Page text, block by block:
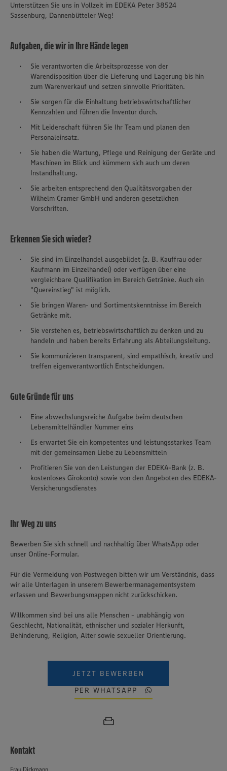
Unterstützen Sie uns in Vollzeit im EDEKA Peter 38524
Sassenburg, Dannenbütteler Weg!
Aufgaben, die wir in Ihre Hände legen
Sie verantworten die Arbeitsprozesse von der
Warendisposition über die Lieferung und Lagerung bis hin
zum Warenverkauf und setzen sinnvolle Prioritäten.
Sie sorgen für die Einhaltung betriebswirtschaftlicher
Kennzahlen und führen die Inventur durch.
Mit Leidenschaft führen Sie Ihr Team und planen den
Personaleinsatz.
Sie haben die Wartung, Pflege und Reinigung der Geräte und
Maschinen im Blick und kümmern sich auch um deren
Instandhaltung.
Sie arbeiten entsprechend den Qualitätsvorgaben der
Wilhelm Cramer GmbH und anderen gesetzlichen
Vorschriften.
Erkennen Sie sich wieder?
Sie sind im Einzelhandel ausgebildet (z. B. Kauffrau oder
Kaufmann im Einzelhandel) oder verfügen über eine
vergleichbare Qualifikation im Bereich Getränke. Auch ein
"Quereinstieg" ist möglich.
Sie bringen Waren- und Sortimentskenntnisse im Bereich
Getränke mit.
Sie verstehen es, betriebswirtschaftlich zu denken und zu
handeln und haben bereits Erfahrung als Abteilungsleitung.
Sie kommunizieren transparent, sind empathisch, kreativ und
treffen eigenverantwortlich Entscheidungen.
Gute Gründe für uns
Eine abwechslungsreiche Aufgabe beim deutschen
Lebensmittelhändler Nummer eins
Es erwartet Sie ein kompetentes und leistungsstarkes Team
mit der gemeinsamen Liebe zu Lebensmitteln
Profitieren Sie von den Leistungen der EDEKA-Bank (z. B.
kostenloses Girokonto) sowie von den Angeboten des EDEKA-
Versicherungsdienstes
Ihr Weg zu uns
Bewerben Sie sich schnell und nachhaltig über WhatsApp oder
unser Online-Formular.
Für die Vermeidung von Postwegen bitten wir um Verständnis, dass
wir alle Unterlagen in unserem Bewerbermanagementsystem
erfassen und Bewerbungsmappen nicht zurückschicken.
Willkommen sind bei uns alle Menschen - unabhängig von
Geschlecht, Nationalität, ethnischer und sozialer Herkunft,
Behinderung, Religion, Alter sowie sexueller Orientierung.
JETZT BEWERBEN
PER WHATSAPP
Kontakt
Frau Dickmann